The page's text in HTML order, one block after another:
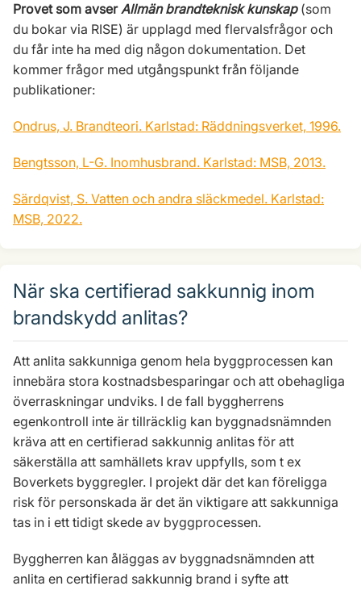
Provet som avserAllmän brandteknisk kunskap(som
du bokar via RISE) är upplagd med flervalsfrågor och
du får inte ha med dig någon dokumentation. Det
kommer frågor med utgångspunkt från följande
publikationer:
Ondrus, J. Brandteori. Karlstad: Räddningsverket, 1996.
Bengtsson, L-G. Inomhusbrand. Karlstad: MSB, 2013.
Särdqvist, S. Vatten och andra släckmedel. Karlstad:
MSB, 2022.
När ska certifierad sakkunnig inom
brandskydd anlitas?
Att anlita sakkunniga genom hela byggprocessen kan
innebära stora kostnadsbesparingar och att obehagliga
överraskningar undviks. I de fall byggherrens
egenkontroll inte är tillräcklig kan byggnadsnämnden
kräva att en certifierad sakkunnig anlitas för att
säkerställa att samhällets krav uppfylls, som t ex
Boverkets byggregler. I projekt där det kan föreligga
risk för personskada är det än viktigare att sakkunniga
tas in i ett tidigt skede av byggprocessen.
Byggherren kan åläggas av byggnadsnämnden att
anlita en certifierad sakkunnig brand i syfte att